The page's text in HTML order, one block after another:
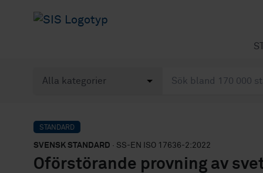
STANDARD
SVENSK STANDARD · SS-EN ISO 17636-2:2022
Oförstörande provning av